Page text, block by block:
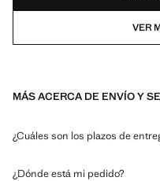
VER
MÁS ACERCA DE ENVÍO Y
¿Cuáles son los plazos de
¿Dónde está mi pedido?